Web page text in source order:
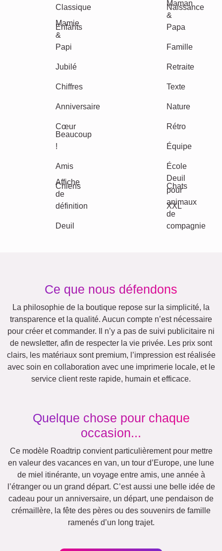
Autres idées, exemples:
Vacances
Mariage
Scrapbook
Saisonnier
Villes